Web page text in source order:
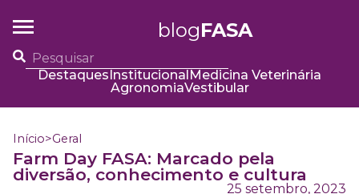
blogFASA
DestaquesInstitucionalMedicina Veterinária
AgronomiaVestibular
Início>Geral
Farm Day FASA: Marcado pela
diversão, conhecimento e cultura
25 setembro, 2023